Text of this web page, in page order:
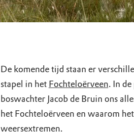
De komende tijd staan er
stapel in het Fochteloërveen. In
boswachter Jacob de Bruin ons
het Fochteloërveen en waarom
weersextremen.